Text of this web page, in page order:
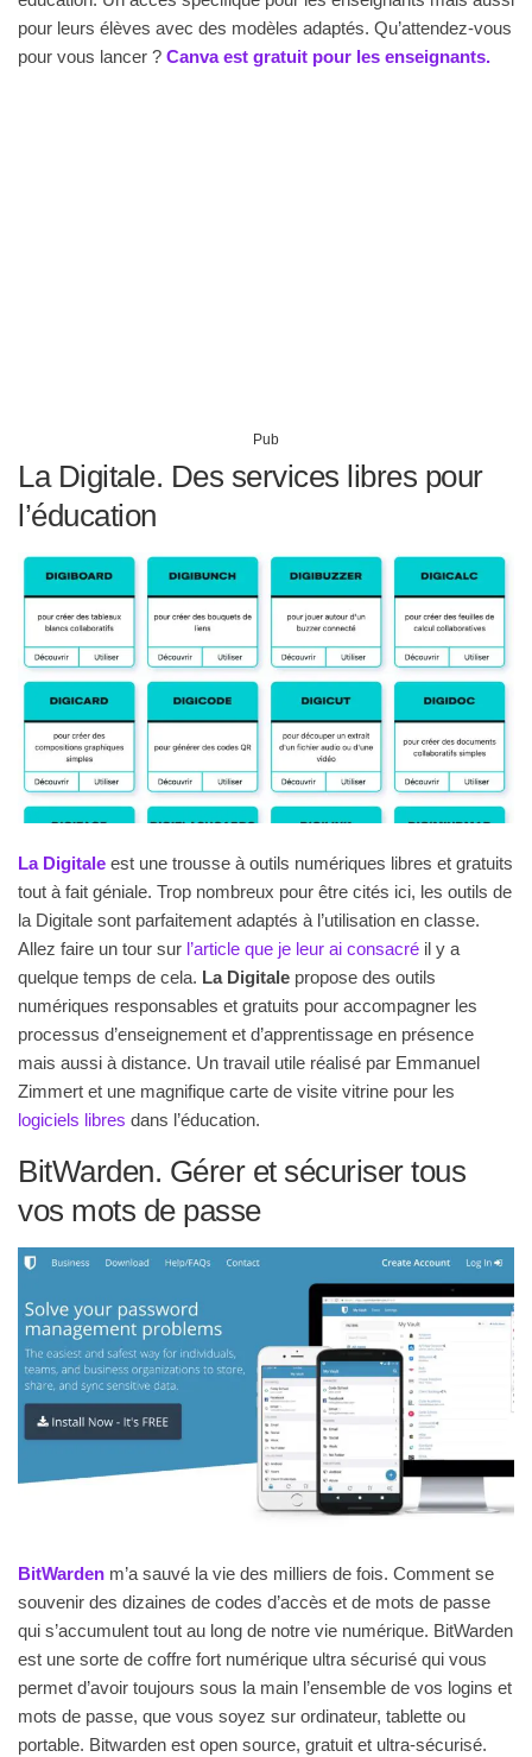
pour leurs élèves avec des modèles adaptés. Qu’attendez-vous
pour vous lancer ? Canva est gratuit pour les enseignants.
Pub
La Digitale. Des services libres pour
l’éducation
La Digitale est une trousse à outils numériques libres et gratuits
tout à fait géniale. Trop nombreux pour être cités ici, les outils de
la Digitale sont parfaitement adaptés à l’utilisation en classe.
Allez faire un tour sur l’article que je leur ai consacré il y a
quelque temps de cela. La Digitale propose des outils
numériques responsables et gratuits pour accompagner les
processus d’enseignement et d’apprentissage en présence
mais aussi à distance. Un travail utile réalisé par Emmanuel
Zimmert et une magnifique carte de visite vitrine pour les
logiciels libres dans l’éducation.
BitWarden. Gérer et sécuriser tous
vos mots de passe
BitWarden m’a sauvé la vie des milliers de fois. Comment se
souvenir des dizaines de codes d’accès et de mots de passe
qui s’accumulent tout au long de notre vie numérique. BitWarden
est une sorte de coffre fort numérique ultra sécurisé qui vous
permet d’avoir toujours sous la main l’ensemble de vos logins et
mots de passe, que vous soyez sur ordinateur, tablette ou
portable. Bitwarden est open source, gratuit et ultra-sécurisé.